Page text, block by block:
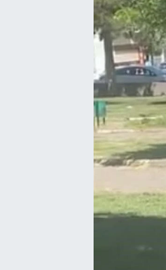
Gündem
İlim & İrfan
Kültür & Sanat